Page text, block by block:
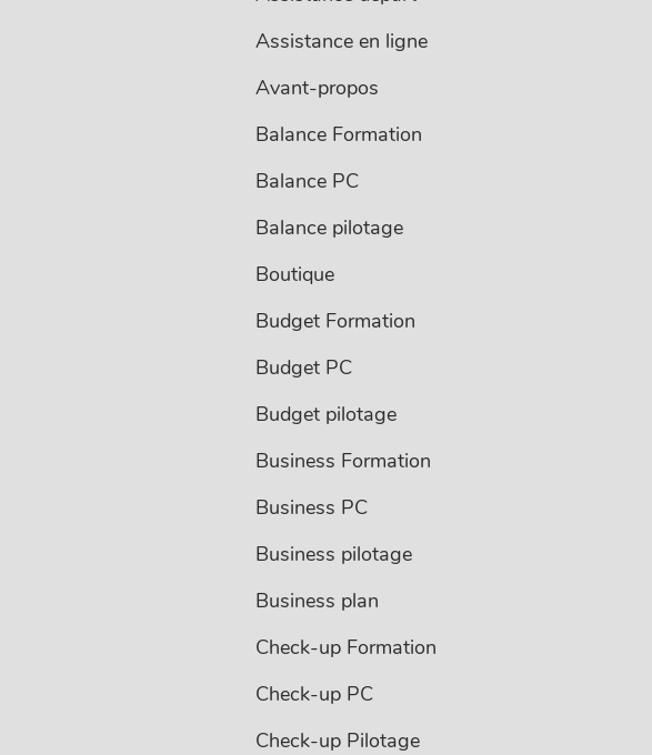
Assistance en ligne
Avant-propos
Balance Formation
Balance PC
Balance pilotage
Boutique
Budget Formation
Budget PC
Budget pilotage
Business Formation
Business PC
Business pilotage
Business plan
Check-up Formation
Check-up PC
Check-up Pilotage